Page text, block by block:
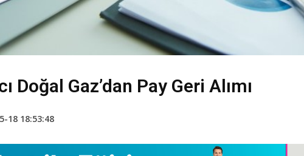
Doğal Gaz’dan Pay Geri Alımı
18 18:53:48